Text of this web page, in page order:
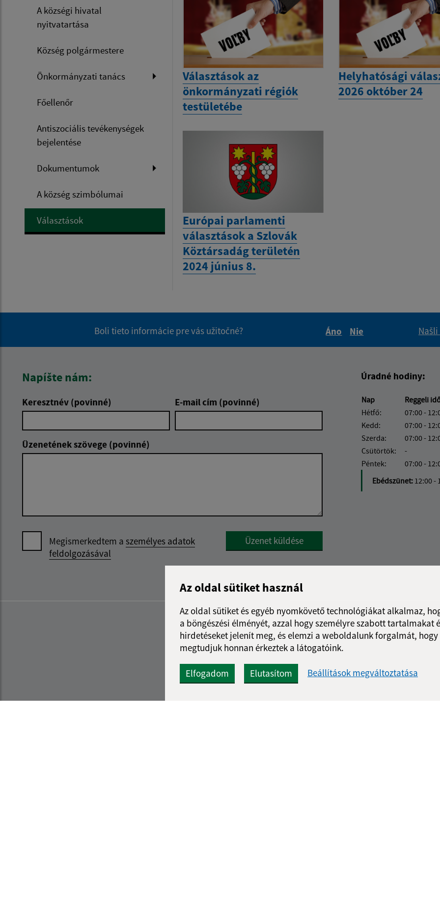
Az oldal sütiket használ
Az oldal sütiket és egyéb nyomkövető technológiákat alkalmaz,
a böngészési élményét, azzal hogy személyre szabott tartalmakat
hirdetéseket jelenít meg, és elemzi a weboldalunk forgalmát, hogy
megtudjuk honnan érkeztek a látogatóink.
Elfogadom Elutasítom Beállítások megváltoztatása
A községi hivatal
nyitvatartása
Község polgármestere
Önkormányzati tanács
Főellenőr
Antiszociális tevékenységek
bejelentése
Dokumentumok
A község szimbólumai
Választások
Választások az
önkormányzati régiók
testületébe
Helyhatósági
2026 október 24
Európai parlamenti
választások a Szlovák
Köztársadág területén
2024 június 8.
Boli tieto informácie pre vás užitočné?
Áno
Nie
Napíšte nám:
Keresztnév (povinné) E-mail cím (povinné)
Üzenetének szövege (povinné)
Megismerkedtem a személyes adatok
feldolgozásával
Google reCaptcha Response
Üzenet küldése
Úradné hodiny:
Nap
Reggeli
Hétfő:
07:00 -
Kedd:
07:00 -
Szerda:
07:00 -
Csütörtök:
-
Péntek:
07:00 -
Ebédszünet: 12:00 -